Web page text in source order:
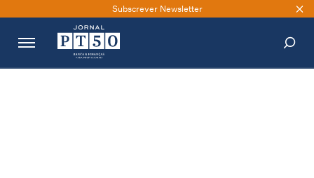
Subscrever Newsletter